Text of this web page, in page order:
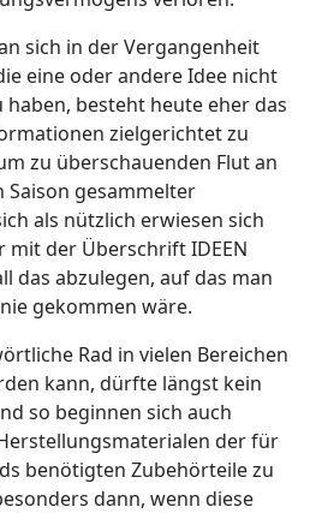
sich in der Vergangenheit
eine oder andere Idee nicht
besteht heute eher das
zielgerichtet zu
zu überschauenden Flut an
Saison gesammelter
als nützlich erwiesen sich
der Überschrift IDEEN
das abzulegen, auf das man
gekommen wäre.
Rad in vielen Bereichen
kann, dürfte längst kein
so beginnen sich auch
der für
benötigten Zubehörteile zu
dann, wenn diese